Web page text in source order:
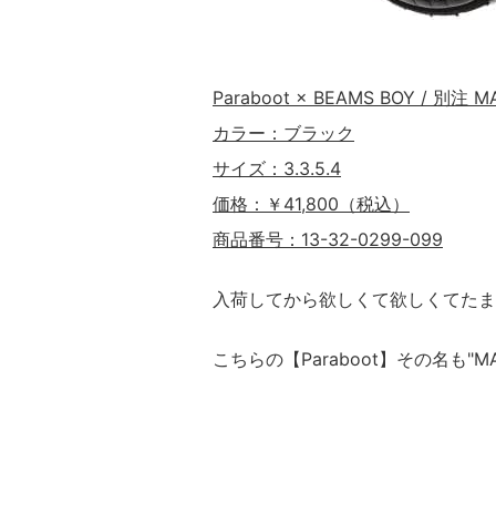
Paraboot × BEAMS BOY / 別注
カラー：ブラック
サイズ：3.3.5.4
価格：￥41,800（税込）
商品番号：13-32-0299-099
入荷してから欲しくて欲しくてた
こちらの【Paraboot】その名も